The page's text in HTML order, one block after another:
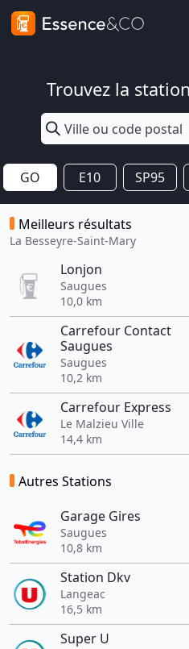
Trouvez la
GO E10 SP95
Meilleurs résultats
La Besseyre-Saint-Mary
Lonjon
Saugues
10,0 km
Carrefour Contact
Saugues
Saugues
10,2 km
Carrefour Express
Le Malzieu Ville
14,4 km
Autres Stations
Garage Gires
Saugues
10,8 km
Station Dkv
Langeac
16,5 km
Super U